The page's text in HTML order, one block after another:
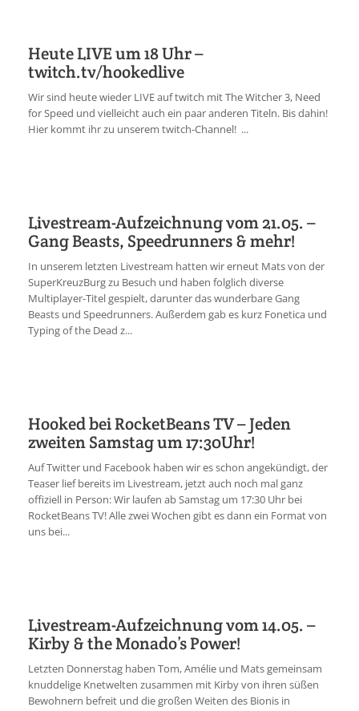
Heute LIVE um 18 Uhr –
twitch.tv/hookedlive
Wir sind heute wieder LIVE auf twitch mit The Witcher 3, Need
for Speed und vielleicht auch ein paar anderen Titeln. Bis dahin!
Hier kommt ihr zu unserem twitch-Channel! ...
Livestream-Aufzeichnung vom 21.05. –
Gang Beasts, Speedrunners & mehr!
In unserem letzten Livestream hatten wir erneut Mats von der
SuperKreuzBurg zu Besuch und haben folglich diverse
Multiplayer-Titel gespielt, darunter das wunderbare Gang
Beasts und Speedrunners. Außerdem gab es kurz Fonetica und
Typing of the Dead z...
Hooked bei RocketBeans TV – Jeden
zweiten Samstag um 17:30Uhr!
Auf Twitter und Facebook haben wir es schon angekündigt, der
Teaser lief bereits im Livestream, jetzt auch noch mal ganz
offiziell in Person: Wir laufen ab Samstag um 17:30 Uhr bei
RocketBeans TV! Alle zwei Wochen gibt es dann ein Format von
uns bei...
Livestream-Aufzeichnung vom 14.05. –
Kirby & the Monado’s Power!
Letzten Donnerstag haben Tom, Amélie und Mats gemeinsam
knuddelige Knetwelten zusammen mit Kirby von ihren süßen
Bewohnern befreit und die großen Weiten des Bionis in